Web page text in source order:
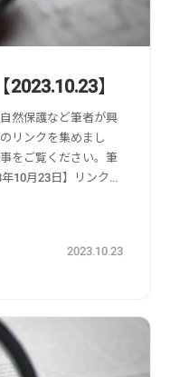
2023.10.23
】
然保護など筆者が興
リンクを集めまし
をご覧ください。筆
10月23日】リンク